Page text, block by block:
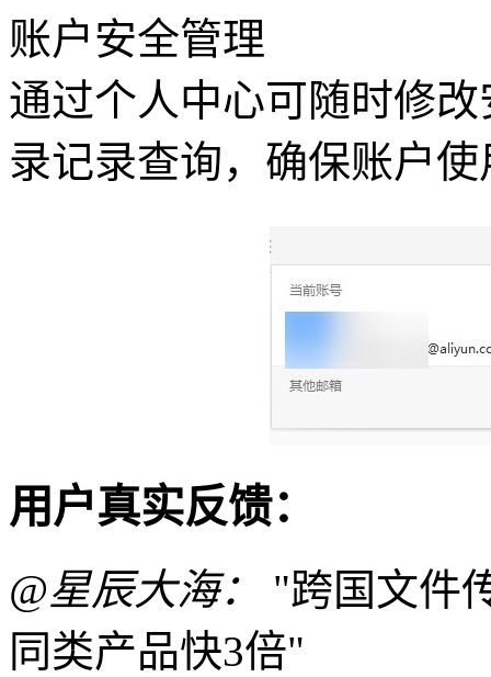
账户安全管理
通过个人中心可随时修
录记录查询，确保账户使
用户真实反馈：
@星辰大海：
"跨国文件
同类产品快3倍"